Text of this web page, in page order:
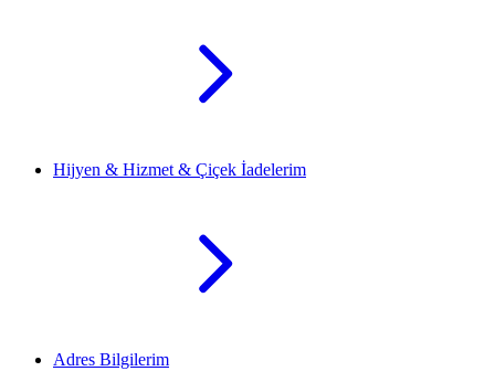
Hijyen & Hizmet & Çiçek İadelerim
Adres Bilgilerim